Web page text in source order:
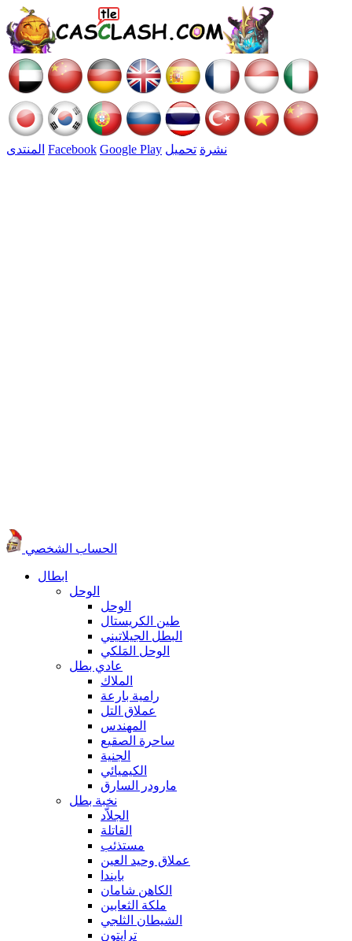
المنتدى Facebook Google Play نشرة تحميل
الحساب الشخصي
ابطال
الوحل
الوحل
طين الكريستال
البطل الجيلاتيني
الوحل المَلكي
عادي بطل
الملاك
رامية بارعة
عملاق التل
المهندس
ساحرة الصقيع
الجنية
الكيميائي
مارودر السارق
نخبة بطل
الجلاّد
القاتلة
مستذئب
عملاق وحيد العين
بايندا
الكاهن شامان
ملكة الثعابين
الشيطان الثلجي
ترايتون